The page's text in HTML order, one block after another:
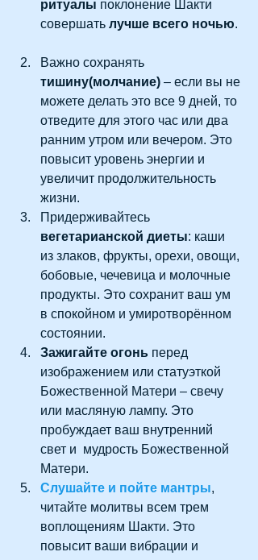
ритуалы поклонение Шакти
совершать лучше всего ночью.
Важно сохранять
тишину(молчание) – если вы не
можете делать это все 9 дней, то
отведите для этого час или два
ранним утром или вечером. Это
повысит уровень энергии и
увеличит продолжительность
жизни.
Придерживайтесь
вегетарианской диеты: каши
из злаков, фрукты, орехи, овощи,
бобовые, чечевица и молочные
продукты. Это сохранит ваш ум
в спокойном и умиротворённом
состоянии.
Зажигайте огонь перед
изображением или статуэткой
Божественной Матери – свечу
или масляную лампу. Это
пробуждает ваш внутренний
свет и  мудрость Божественной
Матери.
Слушайте и пойте мантры,
читайте молитвы всем трем
воплощениям Шакти. Это
повысит ваши вибрации и